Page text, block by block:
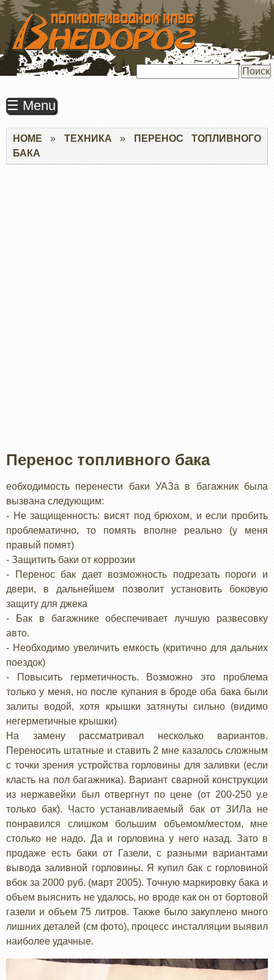
ПЕРЕЙТИ
ОСНОВНОМУ
СОДЕРЖАНИЮ
☰ Menu
Строка
навигации
HOME ТЕХНИКА
ПЕРЕНОС ТОПЛИВНОГО
БАКА
Перенос топливного бака
еобходимость перенести баки УАЗа в багажник была
вызвана следующим:
- Не защищенность: висят под брюхом, и если пробить
проблематично, то помять вполне реально (у меня
правый помят)
- Защитить баки от коррозии
- Перенос бак дает возможность подрезать пороги и
двери, в дальнейшем позволит установить боковую
защиту для джека
- Бак в багажнике обеспечивает лучшую развесовку
авто.
- Необходимо увеличить емкость (критично для дальних
поездок)
- Повысить герметичность. Возможно это проблема
только у меня, но после купания в броде оба бака были
залиты водой, хотя крышки затянуты сильно (видимо
негерметичные крышки)
На замену рассматривал несколько вариантов.
Переносить штатные и ставить 2 мне казалось сложным
с точки зрения устройства горловины для заливки (если
класть на пол багажника). Вариант сварной конструкции
из нержавейки был отвергнут по цене (от 200-250 у.е
только бак). Часто устанавливаемый бак от ЗИЛа не
понравился слишком большим объемом/местом, мне
столько не надо. Да и горловина у него назад. Зато в
продаже есть баки от Газели, с разными вариантами
вывода заливной горловины. Я купил бак с горловиной
вбок за 2000 руб. (март 2005). Точную маркировку бака и
объем выяснить не удалось, но вроде как он от бортовой
газели и объем 75 литров. Также было закуплено много
лишних деталей (см фото), процесс инсталляции выявил
наиболее удачные.